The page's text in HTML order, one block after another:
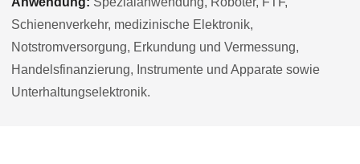
Schienenverkehr, medizinische Elektronik,
Notstromversorgung, Erkundung und Vermessung,
Handelsfinanzierung, Instrumente und Apparate sowie
Unterhaltungselektronik.